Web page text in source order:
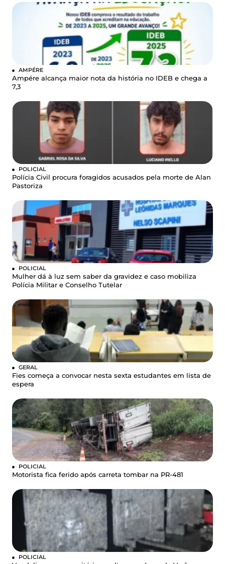
AMPÉRE
Ampére alcança maior nota da história no IDEB e chega a
7,3
POLICIAL
Polícia Civil procura foragidos acusados pela morte de Alan
Pastoriza
POLICIAL
Mulher dá à luz sem saber da gravidez e caso mobiliza
Polícia Militar e Conselho Tutelar
GERAL
Fies começa a convocar nesta sexta estudantes em lista de
espera
POLICIAL
Motorista fica ferido após carreta tombar na PR-481
POLICIAL